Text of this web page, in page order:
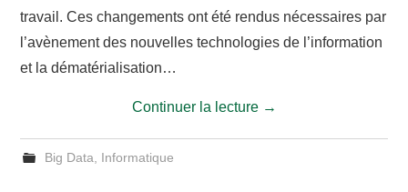
travail. Ces changements ont été rendus nécessaires par
l’avènement des nouvelles technologies de l’information
et la dématérialisation…
Continuer la lecture →
Big Data Informatique